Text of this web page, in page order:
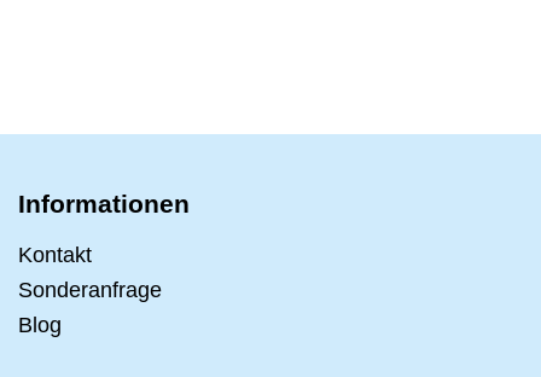
Informationen
Kontakt
Sonderanfrage
Blog